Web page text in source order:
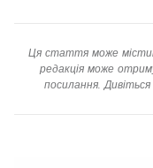
Ця стаття може
редакція може
посилання.